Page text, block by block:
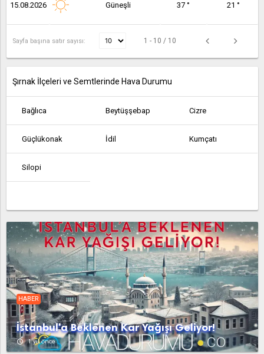
15.08.2026 Güneşli 37 ° 21 °
Sayfa başına satır sayısı: 1 - 10 / 10
Şırnak İlçeleri ve Semtlerinde Hava Durumu
Bağlıca Beytüşşebap Cizre
Güçlükonak İdil Kumçatı
Silopi
HABER
İstanbul'a Beklenen Kar Yağışı Geliyor!
access_time 1 yıl önce